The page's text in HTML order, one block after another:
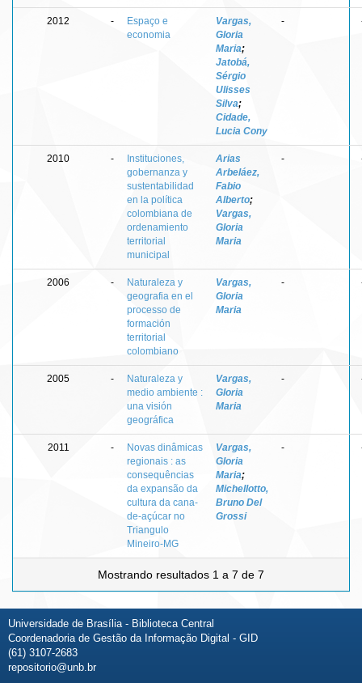
2012 -
Espaço e
economia
Vargas,
Gloria
Maria;
Jatobá,
Sérgio
Ulisses
Silva;
Cidade,
Lucia Cony
-
2010 -
Instituciones,
gobernanza y
sustentabilidad
en la política
colombiana de
ordenamiento
territorial
municipal
Arias
Arbeláez,
Fabio
Alberto;
Vargas,
Gloria
Maria
-
2006 -
Naturaleza y
geografia en el
processo de
formación
territorial
colombiano
Vargas,
Gloria
Maria
-
2005 -
Naturaleza y
medio ambiente :
una visión
geográfica
Vargas,
Gloria
Maria
-
2011 -
Novas dinâmicas
regionais : as
consequências
da expansão da
cultura da cana-
de-açúcar no
Triangulo
Mineiro-MG
Vargas,
Gloria
Maria;
Michellotto,
Bruno Del
Grossi
-
Mostrando resultados 1 a 7 de 7
Universidade de Brasília - Biblioteca Central
Coordenadoria de Gestão da Informação Digital - GID
(61) 3107-2683
repositorio@unb.br